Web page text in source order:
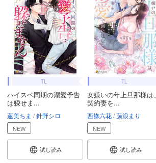
TL
ハイスペ同期の溺愛予告
は躱せま...
蓮美ちま 針野シロ
NEW
試し読み
TL
女嫌いの年上旦那様は、
契約妻を...
西條六花 藤浪まり
NEW
試し読み